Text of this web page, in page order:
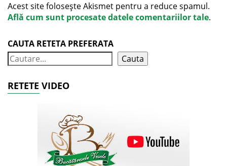
Acest site folosește Akismet pentru a reduce spamul.
Află cum sunt procesate datele comentariilor tale.
CAUTA RETETA PREFERATA
Cauta
RETETE VIDEO